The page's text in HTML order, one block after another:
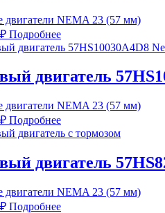
NEMA 23 (57 мм)
₽ Подробнее
двигатель
NEMA 23 (57 мм)
₽ Подробнее
двигатель
NEMA 23 (57 мм)
₽ Подробнее